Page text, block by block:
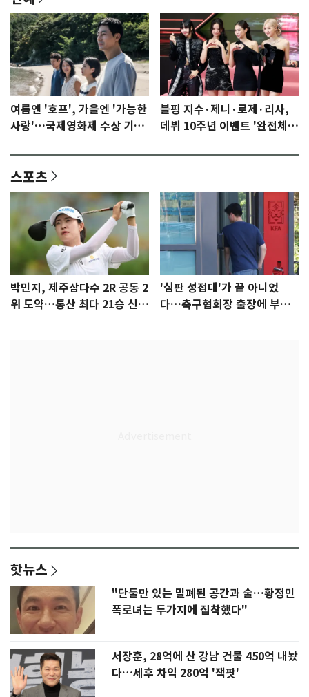
여름엔 '호프', 가을엔 '가능한
사랑'…국제영화제 수상 기대
블핑 지수·제니·로제·리사,
데뷔 10주년 이벤트 '완전체'
스포츠
박민지, 제주삼다수 2R 공동 2
위 도약…통산 최다 21승 신기
'심판 성접대'가 끝 아니었
다…축구협회장 출장에 부인
핫뉴스
"단둘만 있는 밀폐된 공간과 술…황정민
폭로녀는 두가지에 집착했다"
서장훈, 28억에 산 강남 건물 450억 내놨
다…세후 차익 280억 '잭팟'